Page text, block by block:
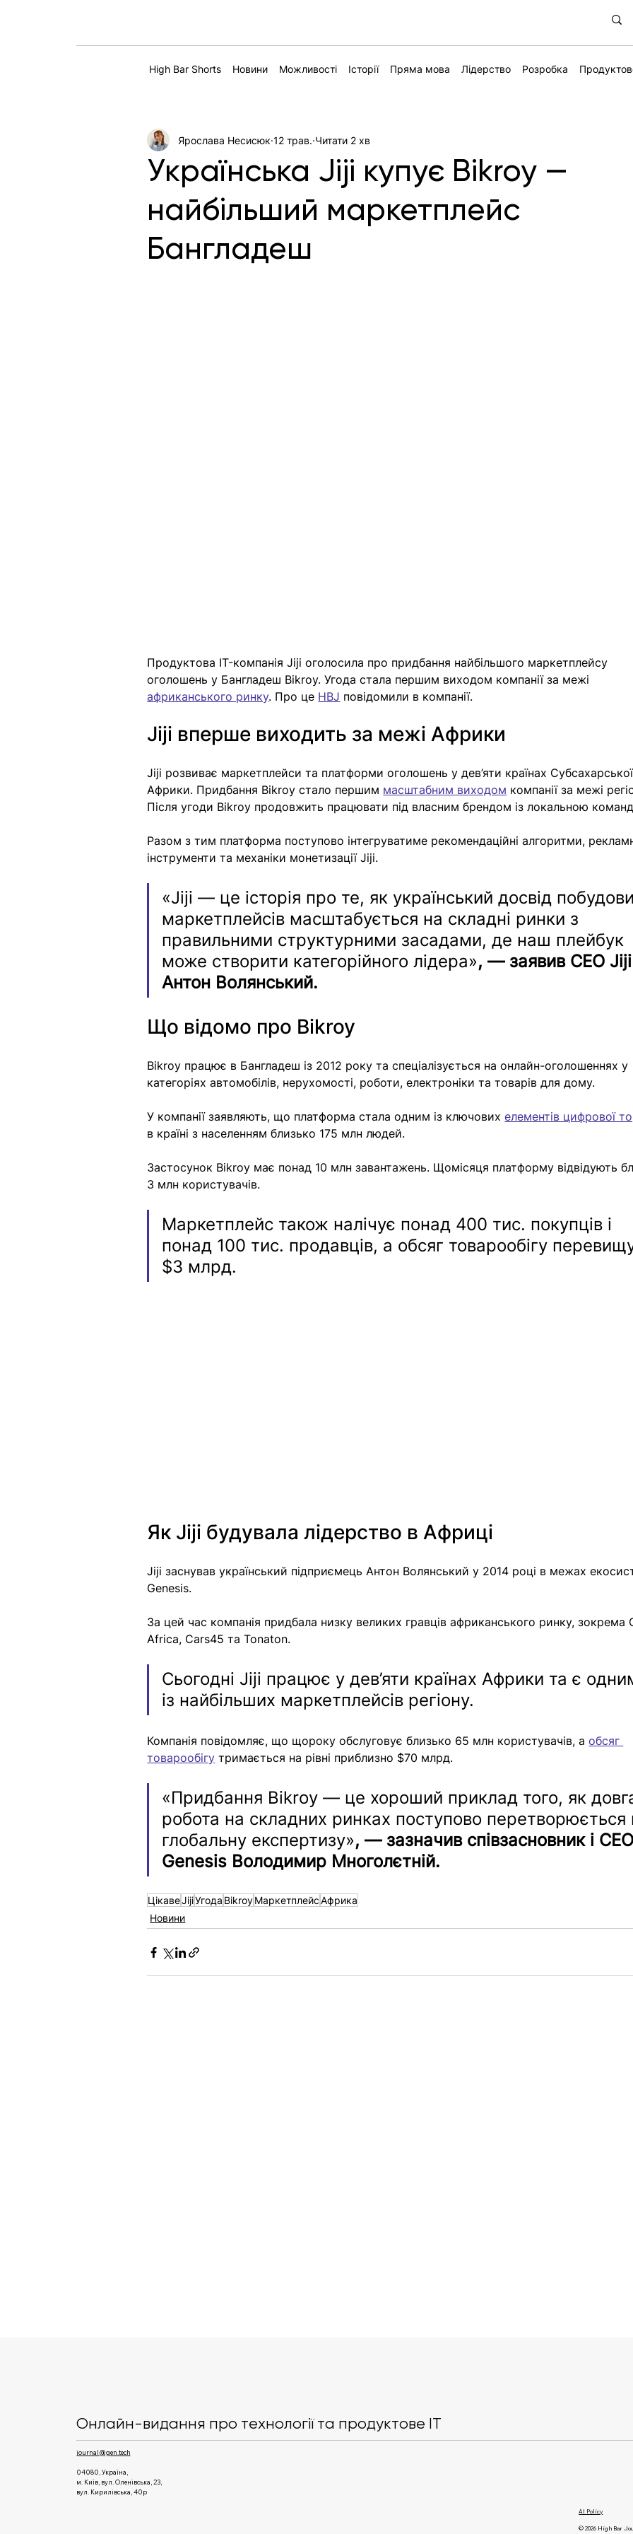
High Bar Shorts Новини Можливості Історії Пряма мова Лідерство Розробка
Українська Jiji купує Bikroy —
найбільший маркетплейс
Бангладеш
Ярослава Несисюк 12 трав. Читати 2 хв
Продуктова IT-компанія Jiji оголосила про придбання найбільшого маркетплейсу
оголошень у Бангладеш Bikroy. Угода стала першим виходом компанії за межі
африканського ринку. Про це HBJ повідомили в компанії.
Jiji вперше виходить за межі Африки
Jiji розвиває маркетплейси та платформи оголошень у дев’яти країнах
Африки. Придбання Bikroy стало першим масштабним виходом компанії за межі
Після угоди Bikroy продовжить працювати під власним брендом із локальною
Разом з тим платформа поступово інтегруватиме рекомендаційні алгоритми,
інструменти та механіки монетизації Jiji.
«Jiji — це історія про те, як український досвід
маркетплейсів масштабується на складні ринки з
правильними структурними засадами, де наш плейбук
може створити категорійного лідера», — заявив СЕО
Антон Волянський.
Що відомо про Bikroy
Bikroy працює в Бангладеш із 2012 року та спеціалізується на онлайн-оголошеннях у
категоріях автомобілів, нерухомості, роботи, електроніки та товарів для дому.
У компанії заявляють, що платформа стала одним із ключових елементів цифрової
в країні з населенням близько 175 млн людей.
Застосунок Bikroy має понад 10 млн завантажень. Щомісяця платформу відвідують
3 млн користувачів.
Маркетплейс також налічує понад 400 тис. покупців і
понад 100 тис. продавців, а обсяг товарообігу
$3 млрд.
Як Jiji будувала лідерство в Африці
Jiji заснував український підприємець Антон Волянський у 2014 році в межах
Genesis.
За цей час компанія придбала низку великих гравців африканського ринку, зокрема
Africa, Cars45 та Tonaton.
Сьогодні Jiji працює у дев’яти країнах Африки та є
із найбільших маркетплейсів регіону.
Компанія повідомляє, що щороку обслуговує близько 65 млн користувачів, а обсяг
товарообігу тримається на рівні приблизно $70 млрд.
«Придбання Bikroy — це хороший приклад того, як
робота на складних ринках поступово
глобальну експертизу», — зазначив співзасновник і
Genesis Володимир Многолєтній.
ЦікавеJijiУгода BikroyМаркетплейсАфрика
Новини
повідомлень між iPhone та
Android
Онлайн-видання про технології та продуктове IT
journal@gen.tech
04080, Україна,
м. Київ, вул. Оленівська, 23,​
вул. Кирилівська, 40р
AI Policy
© 2026 High Bar